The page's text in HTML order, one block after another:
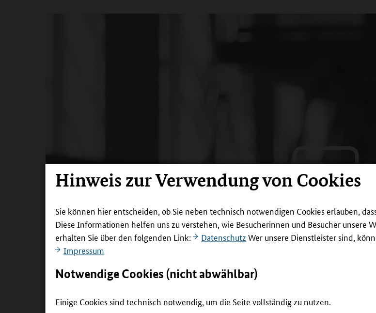
Hinweis zur Verwendung von Cookies
Sie können hier entscheiden, ob Sie neben technisch notwendigen Cookies erlauben,
Diese Informationen helfen uns zu verstehen, wie Besucherinnen und Besucher unsere
erhalten Sie über den folgenden Link:
Datenschutz Wer unsere Dienstleister sind,
Impressum
Notwendige Cookies (nicht abwählbar)
Einige Cookies sind technisch notwendig, um die Seite vollständig zu nutzen.
VIDEO 01:41